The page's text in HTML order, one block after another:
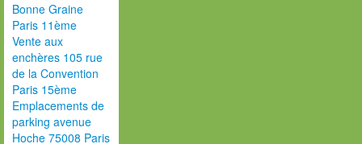
Bonne Graine
Paris 11ème
Vente aux
enchères 105 rue
de la Convention
Paris 15ème
Emplacements de
parking avenue
Hoche 75008 Paris